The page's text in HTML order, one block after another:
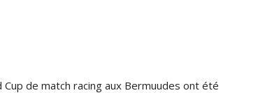
de match racing aux Bermuudes ont été